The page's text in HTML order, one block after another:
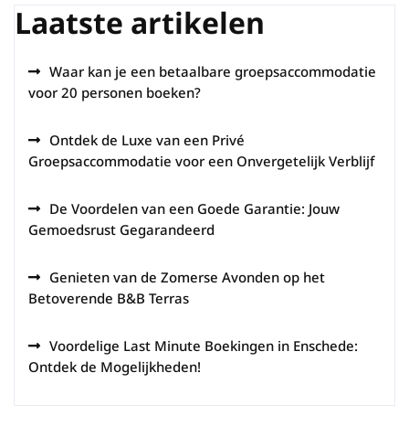
Laatste artikelen
Waar kan je een betaalbare groepsaccommodatie
voor 20 personen boeken?
Ontdek de Luxe van een Privé
Groepsaccommodatie voor een Onvergetelijk Verblijf
De Voordelen van een Goede Garantie: Jouw
Gemoedsrust Gegarandeerd
Genieten van de Zomerse Avonden op het
Betoverende B&B Terras
Voordelige Last Minute Boekingen in Enschede:
Ontdek de Mogelijkheden!